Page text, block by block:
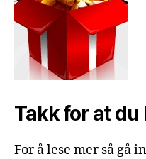
Takk for at du
For å lese mer så gå